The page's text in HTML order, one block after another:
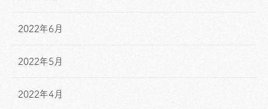
2022年6月
2022年5月
2022年4月